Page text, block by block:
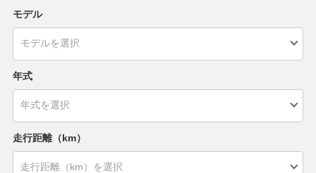
モデル
年式
走行距離（km）